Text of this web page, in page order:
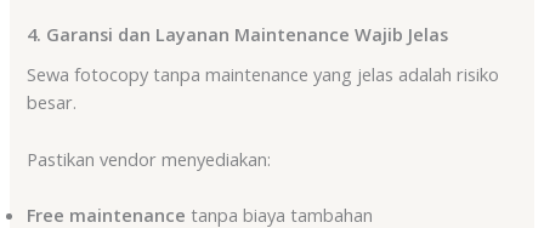
4. Garansi dan Layanan Maintenance Wajib Jelas
Sewa fotocopy tanpa maintenance yang jelas adalah risiko
besar.
Pastikan vendor menyediakan:
Free maintenance tanpa biaya tambahan